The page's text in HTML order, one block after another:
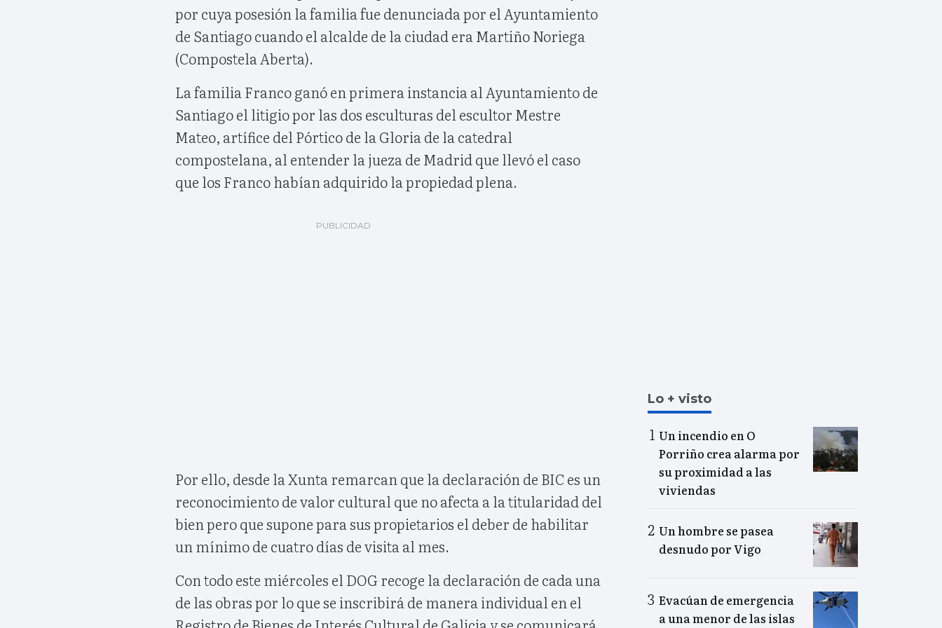
por cuya posesión la familia fue denunciada por el Ayuntamiento
de Santiago cuando el alcalde de la ciudad era Martiño Noriega
(Compostela Aberta).
La familia Franco ganó en primera instancia al Ayuntamiento de
Santiago el litigio por las dos esculturas del escultor Mestre
Mateo, artífice del Pórtico de la Gloria de la catedral
compostelana, al entender la jueza de Madrid que llevó el caso
que los Franco habían adquirido la propiedad plena.
Por ello, desde la Xunta remarcan que la declaración de BIC es un
reconocimiento de valor cultural que no afecta a la titularidad del
bien pero que supone para sus propietarios el deber de habilitar
un mínimo de cuatro días de visita al mes.
Con todo este miércoles el DOG recoge la declaración de cada una
de las obras por lo que se inscribirá de manera individual en el
Lo + visto
Un incendio en O
Porriño crea alarma por
su proximidad a las
viviendas
Un hombre se pasea
desnudo por Vigo
Evacúan de emergencia
a una menor de las islas